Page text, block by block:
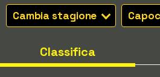
Cambia stagione
Classifica